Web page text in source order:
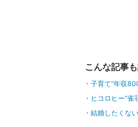
こんな記事
子育て“年収
ヒコロヒー“雀
結婚したくな